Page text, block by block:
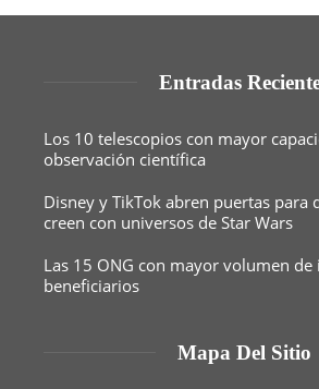
Entradas
Los 10 telescopios con mayor
observación científica
Disney y TikTok abren puertas para
creen con universos de Star Wars
Las 15 ONG con mayor volumen de
beneficiarios
Mapa Del Sitio